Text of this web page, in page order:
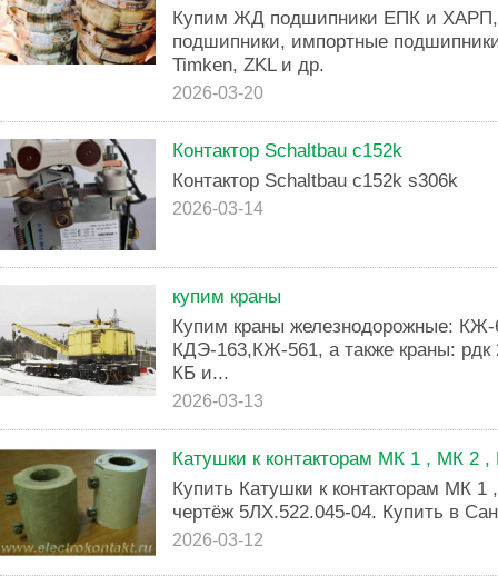
Купим ЖД подшипники ЕПК и ХАРП,
подшипники, импортные
Timken, ZKL и др.
2026-03-20
Контактор Schaltbau c152k
Контактор Schaltbau c152k s306k
2026-03-14
купим краны
Купим краны железнодорожные:
КДЭ-163,КЖ-561, а также краны: рдк
КБ и...
2026-03-13
Катушки к контакторам МК 1 , МК 2
Купить Катушки к контакторам МК
чертёж 5ЛХ.522.045-04. Купить в
2026-03-12